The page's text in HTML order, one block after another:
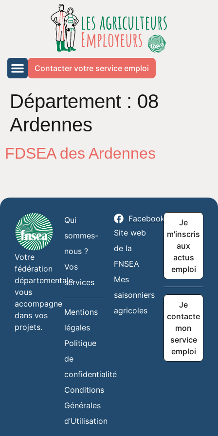
Contacter votre service emploi
Département : 08
Ardennes
FDSEA des Ardennes
Votre
fédération
départementale
vous
accompagne
dans vos
projets.
Qui
sommes-
nous ?
Vos
services
Mentions
légales
Politique
de
confidentialité
Conditions
Générales
d’Utilisation
Facebook
Site web
de la
FNSEA
Mes
saisonniers
agricoles
Je
m'inscris
aux
actus
emploi
Je
contacte
mon
service
emploi